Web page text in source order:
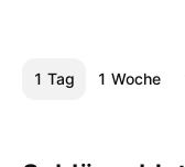
1 Tag 1 Woche